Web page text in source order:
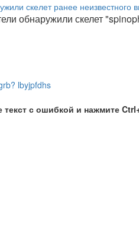
обнаружили скелет
lbyjpfdhs
с ошибкой и нажмите